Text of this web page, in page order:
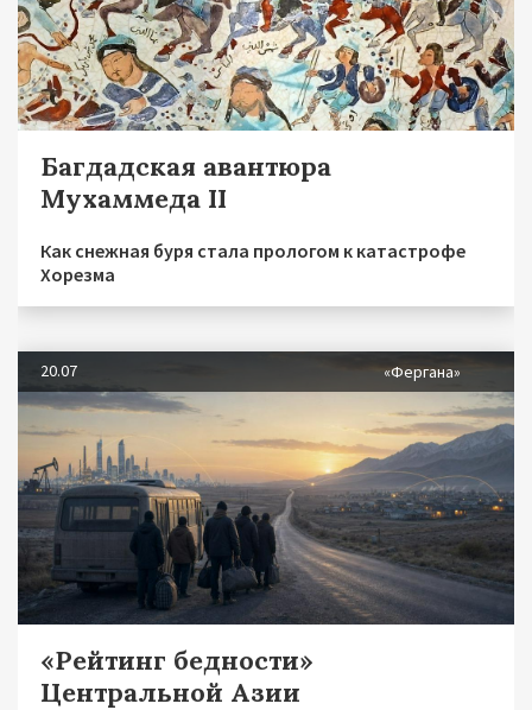
Багдадская авантюра
Мухаммеда II
Как снежная буря стала прологом к катастрофе
Хорезма
20.07 «Фергана»
«Рейтинг бедности»
Центральной Азии